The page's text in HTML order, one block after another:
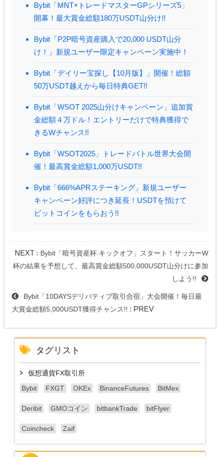
Bybit「MNT×トレードマスターGPシリーズ5」
開幕！最大賞金総額180万USDT山分け!!
Bybit「P2P暗号資産購入で20,000 USDT山分
け！」新規ユーザー限定キャンペーン実施中！
Bybit「デイリー宝探し【10月版】」開催！総額
50万USDT越えから毎日特典GET!!
Bybit「WSOT 2025山分けキャンペーン」追加賞
金総額４万ドル！エントリーだけで特典獲得で
きるWチャンス!!
Bybit「WSOT2025」トレードバトル世界大会開
催！最高賞金総額1,000万USDT!!
Bybit「666%APRステーキング」新規ユーザー
キャンペーン好評につき延長！USDTを預けて
ビットコインをもらおう!!
NEXT : Bybit「暗号資産杯 キックオフ」スタート！サッカーW
杯の結果を予想して、最高賞金総額500,000USDT山分けに参加
しよう!!
Bybit「10DAYSデリバティブ取引合宿」大会開催！毎日最
大賞金総額5,000USDT獲得チャンス!! : PREV
タグリスト
仮想通貨FX取引所
Bybit
FXGT OKEx BinanceFutures BitMex
Deribit GMOコイン bitbankTrade bitFlyer
Coincheck Zaif